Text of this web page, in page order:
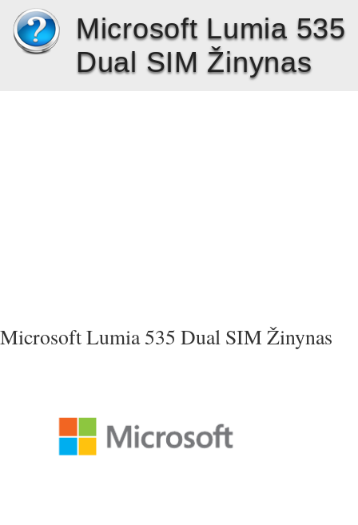
Microsoft Lumia 535
Dual SIM Žinynas
Microsoft Lumia 535 Dual SIM Žinynas